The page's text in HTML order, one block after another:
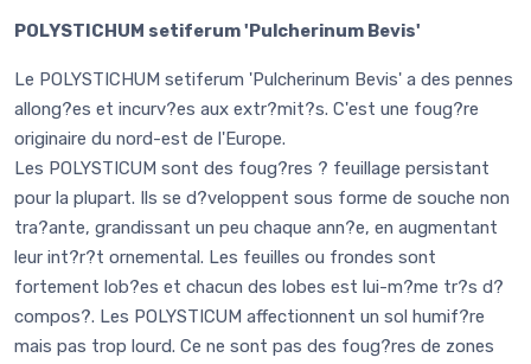
POLYSTICHUM setiferum 'Pulcherinum Bevis'
Le POLYSTICHUM setiferum 'Pulcherinum Bevis' a des pennes
allong?es et incurv?es aux extr?mit?s. C'est une foug?re
originaire du nord-est de l'Europe.
Les POLYSTICUM sont des foug?res ? feuillage persistant
pour la plupart. Ils se d?veloppent sous forme de souche non
tra?ante, grandissant un peu chaque ann?e, en augmentant
leur int?r?t ornemental. Les feuilles ou frondes sont
fortement lob?es et chacun des lobes est lui-m?me tr?s d?
compos?. Les POLYSTICUM affectionnent un sol humif?re
mais pas trop lourd. Ce ne sont pas des foug?res de zones